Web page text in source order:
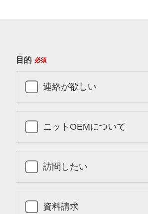
目的 必須
連絡が欲しい
ニットOEMについて
訪問したい
資料請求